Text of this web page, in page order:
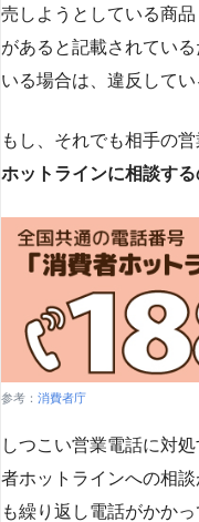
売しようとしている商
があると記載されてい
いる場合は、違反して
もし、それでも相手の
ホットラインに相談する
参考： 消費者庁
しつこい営業電話に対
者ホットラインへの相
も繰り返し電話がかか